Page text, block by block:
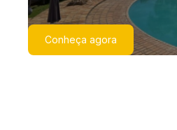
Conheça agora